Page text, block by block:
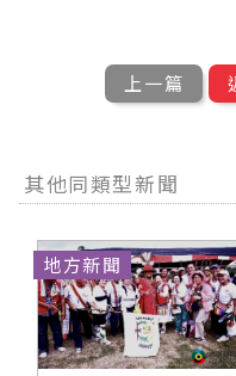
上一篇
其他同類型新聞
地方新聞